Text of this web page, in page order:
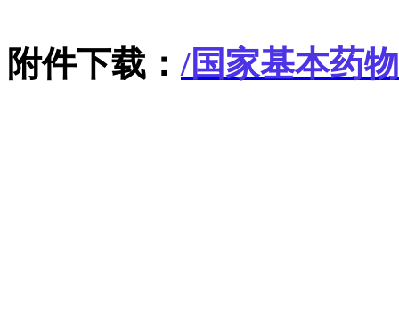
附件下载： /国家基本药